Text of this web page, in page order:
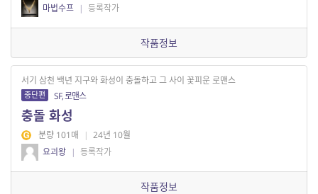
마법수프 | 등록작가
작품정보
서기 삼천 백년 지구와 화성이 충돌하고 그 사이 꽃피운 로맨스
중단편 SF, 로맨스
충돌 화성
분량 101매 | 24년 10월
요괴왕 | 등록작가
작품정보